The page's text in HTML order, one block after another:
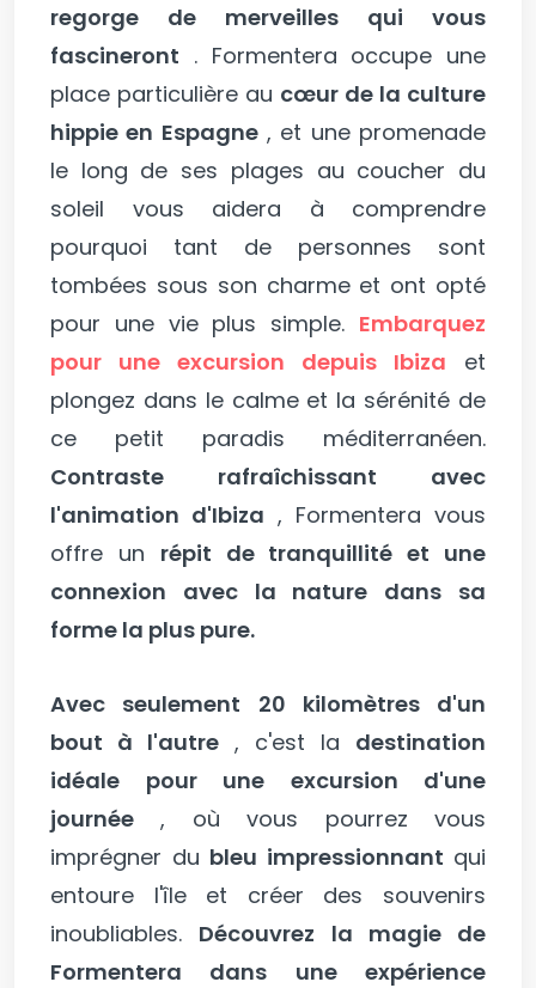
regorge de merveilles qui vous
fascineront . Formentera occupe une
place particulière au cœur de la culture
hippie en Espagne, et une promenade
le long de ses plages au coucher du
soleil vous aidera à comprendre
pourquoi tant de personnes sont
tombées sous son charme et ont opté
pour une vie plus simple. Embarquez
pour une excursion depuis Ibiza et
plongez dans le calme et la sérénité de
ce petit paradis méditerranéen.
Contraste rafraîchissant avec
l'animation d'Ibiza , Formentera vous
offre un répit de tranquillité et une
connexion avec la nature dans sa
forme la plus pure.
Avec seulement 20 kilomètres d'un
bout à l'autre , c'est la destination
idéale pour une excursion d'une
journée , où vous pourrez vous
imprégner du bleu impressionnant qui
entoure l'île et créer des souvenirs
inoubliables. Découvrez la magie de
Formentera dans une expérience